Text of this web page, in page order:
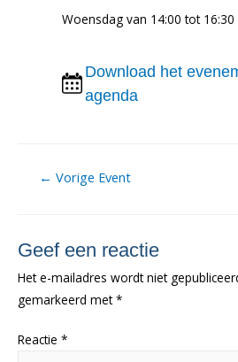
Woensdag van 14:00 tot 16:30
Download het
agenda
Berichtnavigatie
← Vorige Event
Geef een reactie
Het e-mailadres wordt niet
gemarkeerd met*
Reactie *